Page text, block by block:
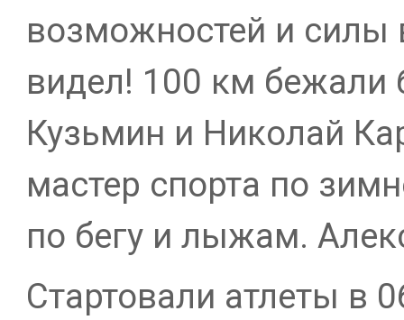
возможностей и силы
видел! 100 км бежали
Кузьмин и Николай
мастер спорта по
по бегу и лыжам.
Стартовали атлеты в